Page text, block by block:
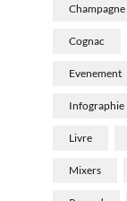
Champagne
Cognac
Evenement
Infographie
Livre
Mixers